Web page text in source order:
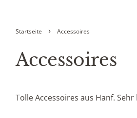
Startseite › Accessoires
Accessoires
Tolle Accessoires aus Hanf.